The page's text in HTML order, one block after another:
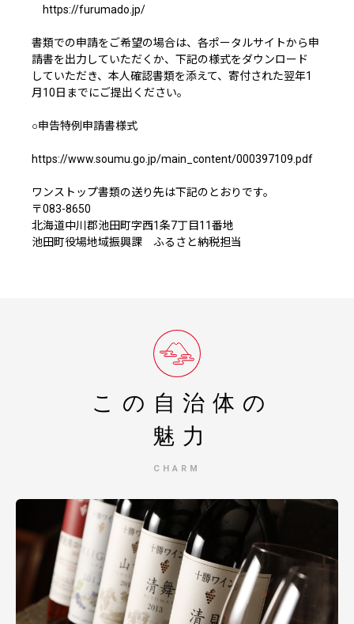
https://furumado.jp/
書類での申請をご希望の場合は、各ポータルサイトから申
請書を出力していただくか、下記の様式をダウンロード
していただき、本人確認書類を添えて、寄付された翌年1
月10日までにご提出ください。
○申告特例申請書様式
https://www.soumu.go.jp/main_content/000397109.pdf
ワンストップ書類の送り先は下記のとおりです。
〒083-8650
北海道中川郡池田町字西1条7丁目11番地
池田町役場地域振興課 ふるさと納税担当
この自治体の
魅力
CHARM